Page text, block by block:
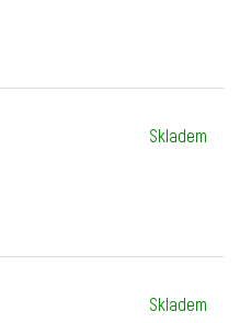
Skladem
Skladem